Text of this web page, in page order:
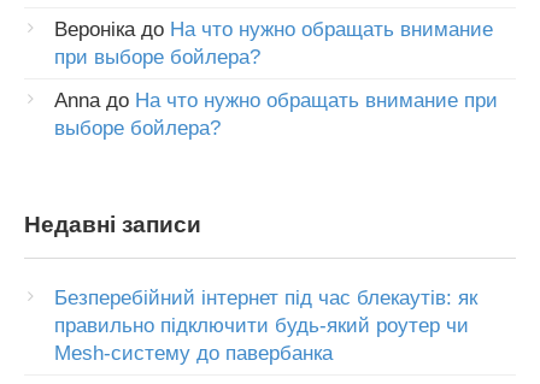
Веронікадо На что нужно обращать внимание
при выборе бойлера?
Annaдо На что нужно обращать внимание при
выборе бойлера?
Недавні записи
Безперебійний інтернет під час блекаутів: як
правильно підключити будь-який роутер чи
Mesh-систему до павербанка